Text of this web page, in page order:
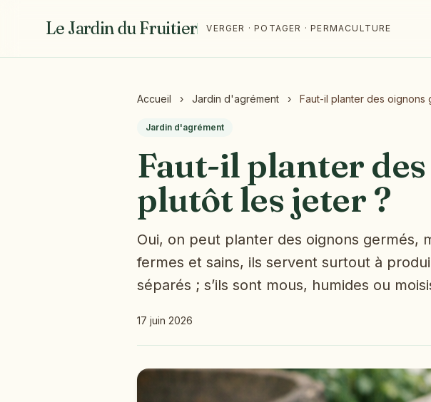
Le Jardin du Fruitier VERGER · POTAGER · PERMACULTURE
Accueil › Jardin d'agrément › Faut-il planter des oignons
Jardin d'agrément
Faut-il planter
plutôt les jeter ?
Oui, on peut planter des oignons germés,
fermes et sains, ils servent surtout à
séparés ; s’ils sont mous, humides ou
17 juin 2026